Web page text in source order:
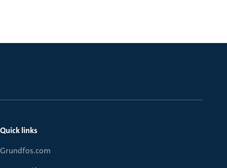
Quick links
Grundfos.com